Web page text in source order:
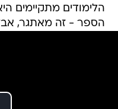
הלימודים מתקיימים
הספר - זה מאתגר,